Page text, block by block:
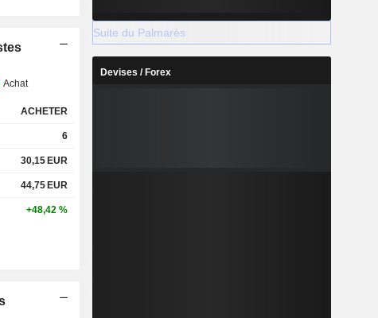
Achat
ACHETER
6
30,15 EUR
44,75 EUR
+48,42 %
Suite du Palmarès
Devises / Forex